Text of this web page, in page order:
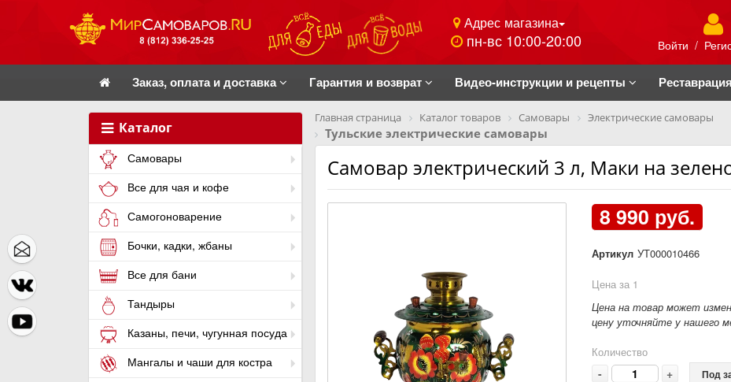
Адрес магазина
пн-вс 10:00-20:00 Войти /
Заказ, оплата и доставка Гарантия и возврат Видео-инструкции и рецепты Реставрация
Каталог
Самовары
Все для чая и кофе
Самогоноварение
Бочки, кадки, жбаны
Все для бани
Тандыры
Казаны, печи, чугунная посуда
Мангалы и чаши для костра
Главная страница Каталог товаров Самовары Электрические самовары
Тульские электрические самовары
Самовар электрический 3 л, Маки на
8 990 руб.
Артикул УТ000010466
Цена за 1
Цена на товар может
цену уточняйте у нашего
Количество
- + Под